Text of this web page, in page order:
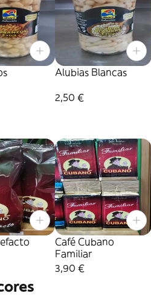
Alubias Blancas
2,50 €
Café Cubano
Familiar
3,90 €